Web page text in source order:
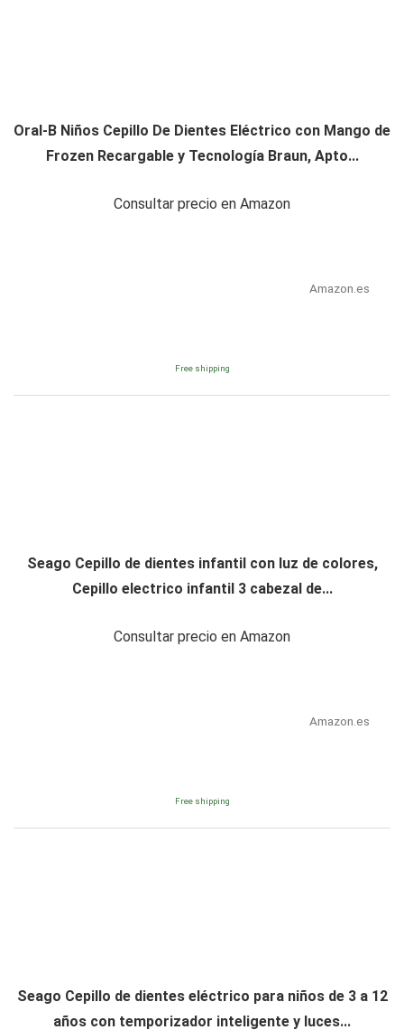
Oral-B Niños Cepillo De Dientes Eléctrico con Mango de
Frozen Recargable y Tecnología Braun, Apto...
Consultar precio en Amazon
Amazon.es
Free shipping
Seago Cepillo de dientes infantil con luz de colores,
Cepillo electrico infantil 3 cabezal de...
Consultar precio en Amazon
Amazon.es
Free shipping
Seago Cepillo de dientes eléctrico para niños de 3 a 12
años con temporizador inteligente y luces...